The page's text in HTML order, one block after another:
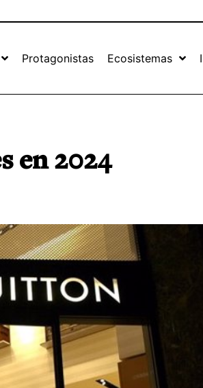
Protagonistas Ecosistemas
en 2024